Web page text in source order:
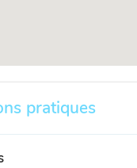
pratiques